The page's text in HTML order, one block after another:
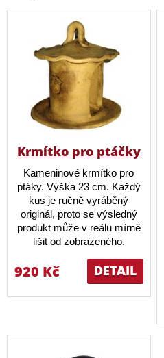
Krmítko pro ptáčky
Kameninové krmítko pro
ptáky. Výška 23 cm. Každý
kus je ručně vyráběný
originál, proto se výsledný
produkt může v reálu mírně
lišit od zobrazeného.
DETAIL
920 Kč